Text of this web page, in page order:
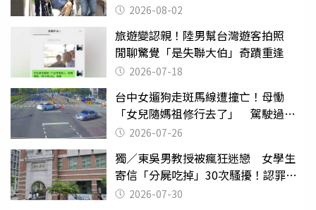
2026-08-02
旅遊變認親！陸男幫台灣遊客拍照
閒聊驚覺「是失聯大伯」奇蹟重逢
2026-07-18
台中女遛狗走斑馬線遭撞亡！母慟
「女兒隨媽祖修行去了」 駕駛過失
致死判9月
2026-07-26
獨／東吳男教授被瘋狂迷戀 女學生
寄信「分屍吃掉」30次騷擾！認罪免
關 2026-07-30